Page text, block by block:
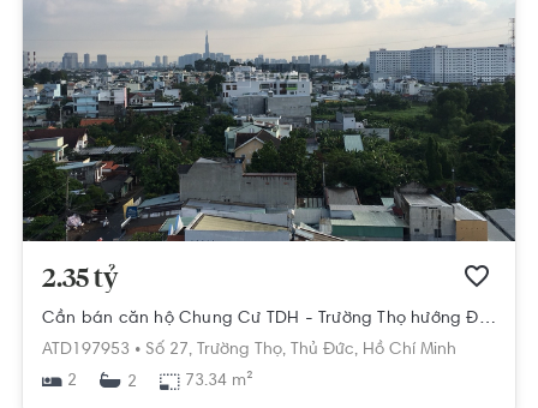
2.35 tỷ
Cần bán căn hộ Chung Cư TDH - Trường Thọ hướng Đông Nam, view về Landmark 81, diện tích 73.34m²
ATD197953 • Số 27, Trường Thọ, Thủ Đức, Hồ Chí Minh
2
2 73.34 m²